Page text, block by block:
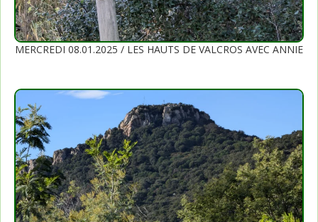
MERCREDI 08.01.2025 / LES HAUTS DE VALCROS AVEC ANNIE